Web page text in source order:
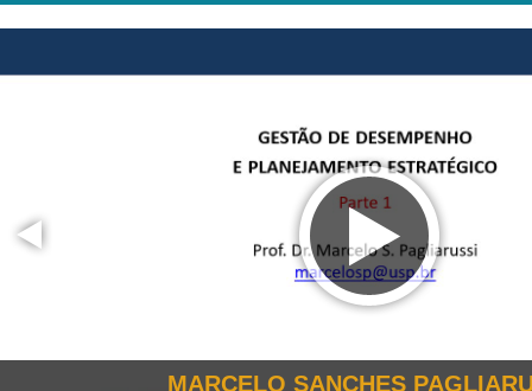
MARCELO SANCHES